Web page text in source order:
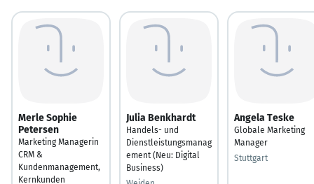
Merle Sophie
Petersen
Marketing Managerin
CRM &
Kundenmanagement,
Kernkunden
Julia Benkhardt
Handels- und
Dienstleistungsmanag
ement (Neu: Digital
Business)
Angela Teske
Globale Marketing
Manager
Stuttgart